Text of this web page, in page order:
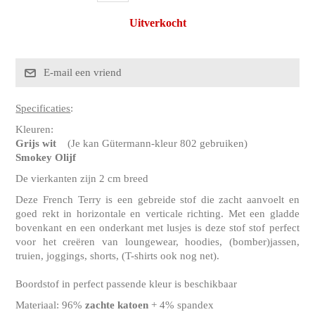
Uitverkocht
Specificaties:
Kleuren:
Grijs wit (Je kan Gütermann-kleur 802 gebruiken)
Smokey Olijf
De vierkanten zijn 2 cm breed
Deze French Terry is een gebreide stof die zacht aanvoelt en
goed rekt in horizontale en verticale richting. Met een gladde
bovenkant en een onderkant met lusjes is deze stof stof perfect
voor het creëren van loungewear, hoodies, (bomber)jassen,
truien, joggings, shorts, (T-shirts ook nog net).
Boordstof in perfect passende kleur is beschikbaar
Materiaal: 96%zachte katoen + 4% spandex